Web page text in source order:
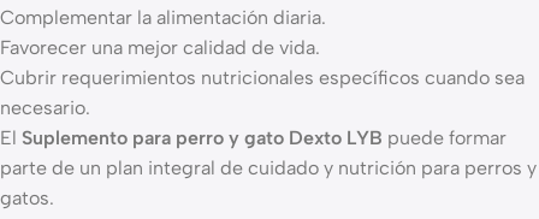
Complementar la alimentación diaria.
Favorecer una mejor calidad de vida.
Cubrir requerimientos nutricionales específicos cuando sea
necesario.
El Suplemento para perro y gato Dexto LYB puede formar
parte de un plan integral de cuidado y nutrición para perros y
gatos.